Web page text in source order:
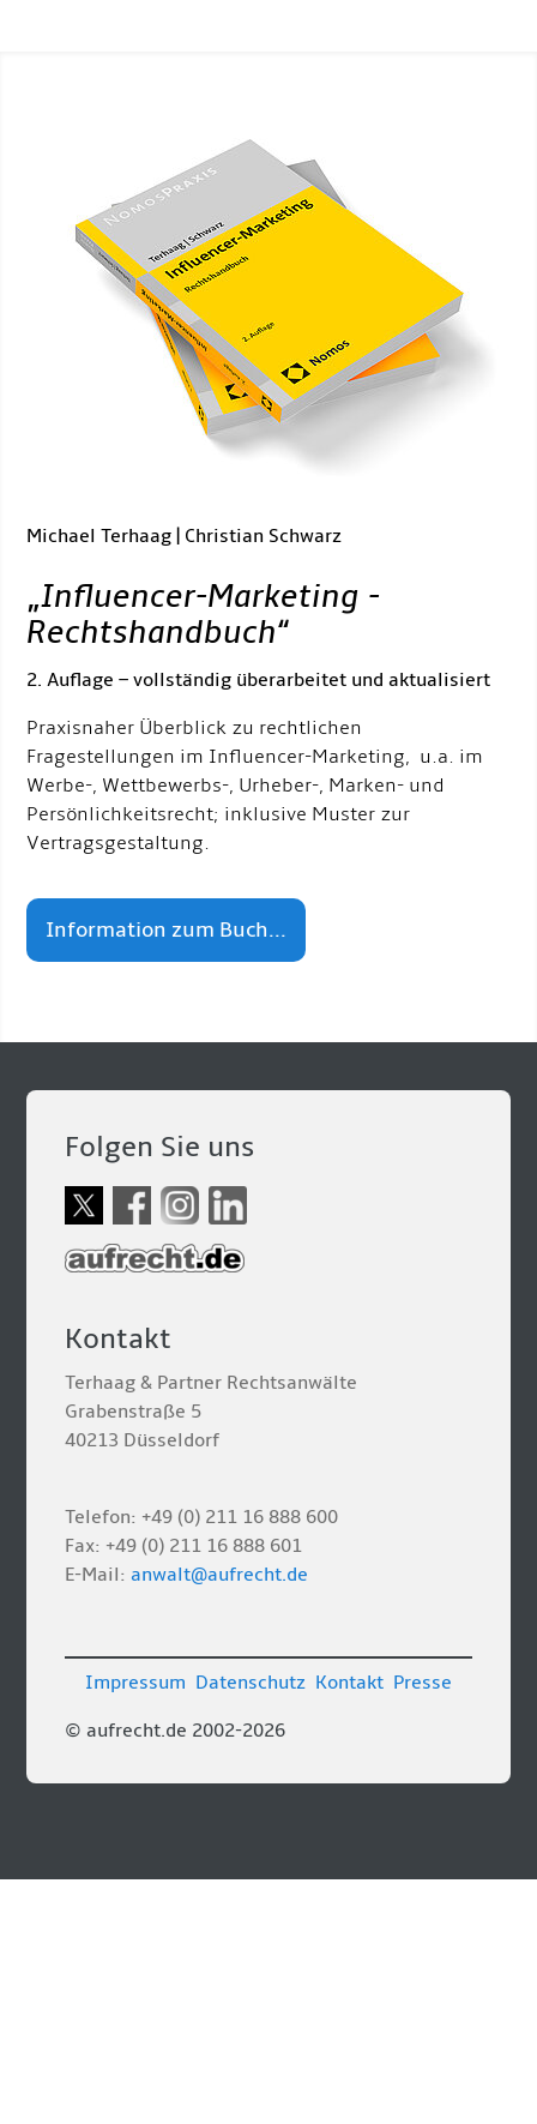
Michael Terhaag | Christian Schwarz
„Influencer-Marketing -
Rechtshandbuch“
2. Auflage – vollständig überarbeitet und aktualisiert
Praxisnaher Überblick zu rechtlichen
Fragestellungen im Influencer-Marketing, u.a. im
Werbe-, Wettbewerbs-, Urheber-, Marken- und
Persönlichkeitsrecht; inklusive Muster zur
Vertragsgestaltung.
Information zum Buch...
Folgen Sie uns
Kontakt
Terhaag & Partner Rechtsanwälte
Grabenstraße 5
40213 Düsseldorf
Telefon: +49 (0) 211 16 888 600
Fax: +49 (0) 211 16 888 601
E-Mail:anwalt@aufrecht.de
© aufrecht.de 2002-2026
Impressum Datenschutz Kontakt Presse